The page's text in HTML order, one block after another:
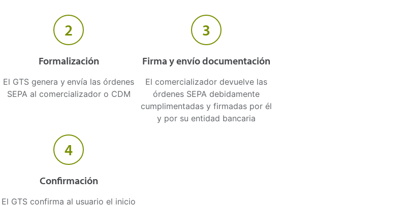
2
Formalización
El GTS genera y envía las órdenes
SEPA al comercializador o CDM
3
Firma y envío documentación
El comercializador devuelve las
órdenes SEPA debidamente
cumplimentadas y firmadas por él
y por su entidad bancaria
4
Confirmación
El GTS confirma al usuario el inicio